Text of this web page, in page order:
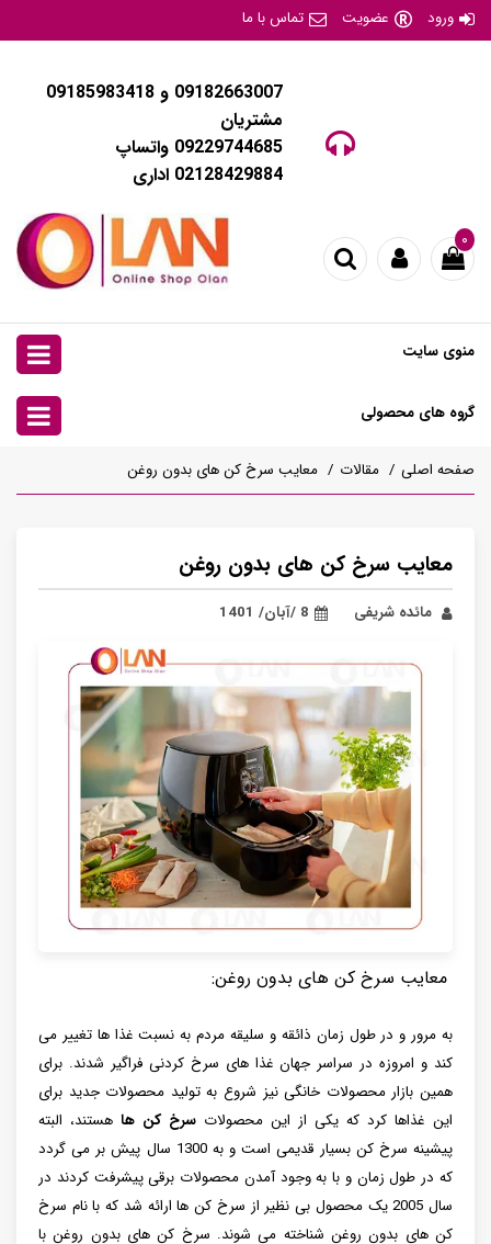
ورود عضویت تماس با ما
09182663007 و 09185983418
مشتریان
09229744685 واتساپ
02128429884 اداری
۰
منوی سایت
گروه های محصولی
صفحه اصلی مقالات معایب سرخ کن های بدون روغن
معایب سرخ کن های بدون روغن
مائده شریفی 8 /آبان/ 1401
معایب سرخ کن های بدون روغن:
به مرور و در طول زمان ذائقه و سلیقه مردم به نسبت غذا ها تغییر می
کند و امروزه در سراسر جهان غذا های سرخ کردنی فراگیر شدند. برای
همین بازار محصولات خانگی نیز شروع به تولید محصولات جدید برای
این غذاها کرد که یکی از این محصولات سرخ کن ها هستند، البته
پیشینه سرخ کن بسیار قدیمی است و به 1300 سال پیش بر می گردد
که در طول زمان و با به وجود آمدن محصولات برقی پیشرفت کردند در
سال 2005 یک محصول بی نظیر از سرخ کن ها ارائه شد که با نام سرخ
کن های بدون روغن شناخته می شوند. سرخ کن های بدون روغن با